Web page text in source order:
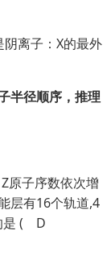
阴离子：X的最外
半径顺序，推理
原子序数依次增
层有16个轨道,4
是 ( D